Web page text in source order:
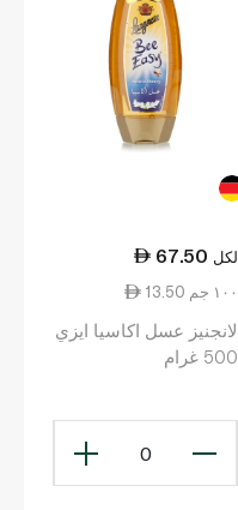
67.50 لكل
13.50 ١٠٠ جم
لانجنيز عسل اكاسيا ايزي
500 غرام
0